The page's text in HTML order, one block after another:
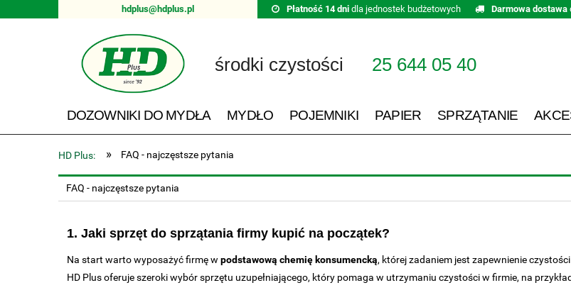
hdplus@hdplus.pl Płatność 14 dni dla jednostek budżetowych Darmowa dostawa
środki czystości 25 644 05 40
DOZOWNIKI DO MYDŁA MYDŁO POJEMNIKI PAPIER SPRZĄTANIE
HD Plus: » FAQ - najczęstsze pytania
FAQ - najczęstsze pytania
1. Jaki sprzęt do sprzątania firmy kupić na początek?
Na start warto wyposażyć firmę w podstawową chemię konsumencką, której zadaniem jest zapewnienie
HD Plus oferuje szeroki wybór sprzętu uzupełniającego, który pomaga w utrzymaniu czystości w firmie, na